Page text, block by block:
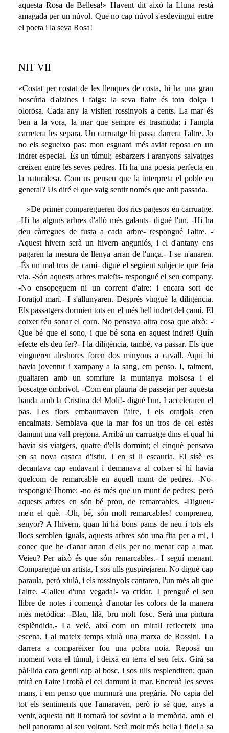
aquesta Rosa de Bellesa!» Havent dit això la Lluna restà
amagada per un núvol. Que no cap núvol s'esdevingui entre
el poeta i la seva Rosa!
NIT VII
«Costat per costat de les llenques de costa, hi ha una gran
boscúria d'alzines i faigs: la seva flaire és tota dolça i
olorosa. Cada any la visiten rossinyols a cents. La mar és
ben a la vora, la mar que sempre es trasmuda; i l'ampla
carretera les separa. Un carruatge hi passa darrera l'altre. Jo
no els segueixo pas: mon esguard més aviat reposa en un
indret especial. És un túmul; esbarzers i aranyons salvatges
creixen entre les seves pedres. Hi ha una poesia perfecta en
la naturalesa. Com us penseu que la interpreta el poble en
general? Us diré el que vaig sentir només que anit passada.
»De primer comparegueren dos rics pagesos en carruatge.
-Hi ha alguns arbres d'allò més galants- digué l'un. -Hi ha
deu càrregues de fusta a cada arbre- respongué l'altre. -
Aquest hivern serà un hivern anguniós, i el d'antany ens
pagaren la mesura de llenya arran de l'unça.- I se n'anaren.
-És un mal tros de camí- digué el següent subjecte que feia
via. -Són aquests arbres maleïts- respongué el seu company.
-No ensopeguem ni un corrent d'aire: i encara sort de
l'oratjol marí.- I s'allunyaren. Després vingué la diligència.
Els passatgers dormien tots en el més bell indret del camí. El
cotxer féu sonar el corn. No pensava altra cosa que això: -
Que bé que el sono, i que bé sona en aquest indret! Quín
efecte els deu fer?- I la diligència, també, va passar. Els que
vingueren aleshores foren dos minyons a cavall. Aquí hi
havia joventut i xampany a la sang, em penso. I, talment,
guaitaren amb un somriure la muntanya molsosa i el
boscatge ombrívol. -Com em plauria de passejar per aquesta
banda amb la Cristina del Molí!- digué l'un. I acceleraren el
pas. Les flors embaumaven l'aire, i els oratjols eren
encalmats. Semblava que la mar fos un tros de cel estès
damunt una vall pregona. Arribà un carruatge dins el qual hi
havia sis viatgers, quatre d'ells dormint; el cinquè pensava
en sa nova casaca d'istiu, i en si li escauria. El sisè es
decantava cap endavant i demanava al cotxer si hi havia
quelcom de remarcable en aquell munt de pedres. -No-
respongué l'home: -no és més que un munt de pedres; però
aquests arbres en són bé prou, de remarcables. -Digueu-
me'n el què. -Oh, bé, són molt remarcables! compreneu,
senyor? A l'hivern, quan hi ha bons pams de neu i tots els
llocs semblen iguals, aquests arbres són una fita per a mi, i
conec que he d'anar arran d'ells per no menar cap a mar.
Veieu? Per això és que són remarcables.- I seguí menant.
Comparegué un artista, I sos ulls guspirejaren. No digué cap
paraula, però xiulà, i els rossinyols cantaren, l'un més alt que
l'altre. -Calleu d'una vegada!- va cridar. I prengué el seu
llibre de notes i començà d'anotar les colors de la manera
més metòdica: -Blau, lilà, bru molt fosc. Serà una pintura
esplèndida,- La veié, així com un mirall reflecteix una
escena, i al mateix temps xiulà una marxa de Rossini. La
darrera a comparèixer fou una pobra noia. Reposà un
moment vora el túmul, i deixà en terra el seu feix. Girà sa
pàl·lida cara gentil cap al bosc, i sos ulls resplendiren; quan
mirà en l'aire i trobà el cel damunt la mar. Encreuà les seves
mans, i em penso que murmurà una pregària. No capia del
tot els sentiments que l'amaraven, però jo sé que, anys a
venir, aquesta nit li tornarà tot sovint a la memòria, amb el
bell panorama al seu voltant. Serà molt més bella i fidel a sa